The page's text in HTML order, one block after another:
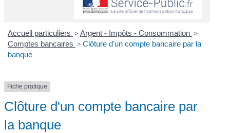
Accueil particuliers > Argent - Impôts - Consommation >
Comptes bancaires > Clôture d'un compte bancaire par la
banque
Fiche pratique
Clôture d'un compte bancaire par
la banque